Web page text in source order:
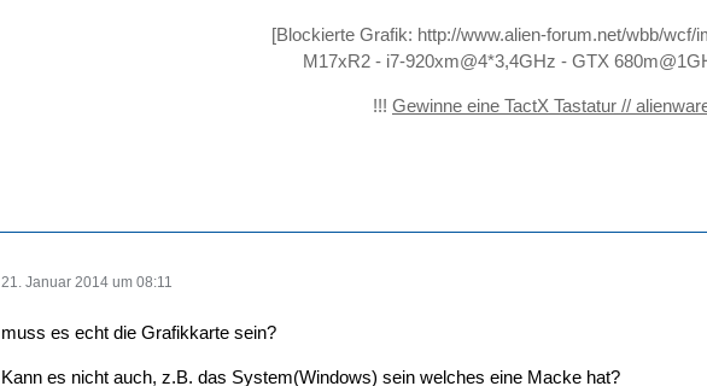
[Blockierte Grafik: http://www.alien-forum.net/wbb/
M17xR2 - i7-920xm@4*3,4GHz - GTX
!!! Gewinne eine TactX Tastatur //
21. Januar 2014 um 08:11
muss es echt die Grafikkarte sein?
Kann es nicht auch, z.B. das System(Windows) sein welches eine Macke hat?